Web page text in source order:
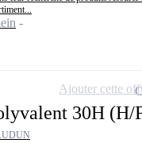
30H (H/
Ajouter cette